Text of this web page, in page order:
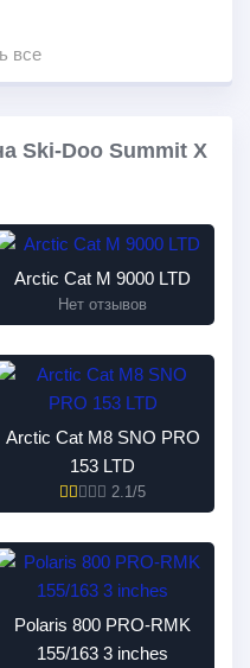
все
Ski-Doo Summit X
Arctic Cat M 9000 LTD
Нет отзывов
Arctic Cat M8 SNO PRO
153 LTD
2.1/5
Polaris 800 PRO-RMK
155/163 3 inches